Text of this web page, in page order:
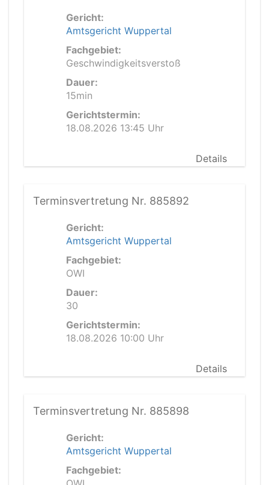
Gericht:
Amtsgericht Wuppertal
Fachgebiet:
Geschwindigkeitsverstoß
Dauer:
15min
Gerichtstermin:
18.08.2026 13:45 Uhr
Details
Terminsvertretung Nr. 885892
Gericht:
Amtsgericht Wuppertal
Fachgebiet:
OWI
Dauer:
30
Gerichtstermin:
18.08.2026 10:00 Uhr
Details
Terminsvertretung Nr. 885898
Gericht:
Amtsgericht Wuppertal
Fachgebiet: